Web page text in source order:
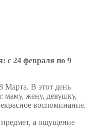
c 24 февраля по 9
Марта. В этот день
маму, жену, девушку,
воспоминание.
предмет, а ощущение